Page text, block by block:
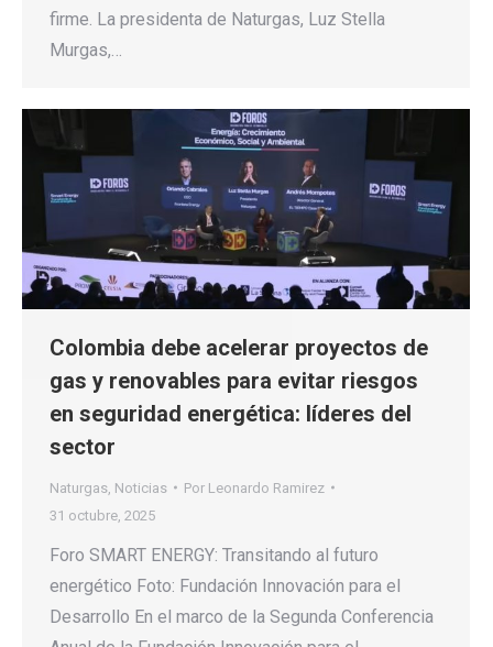
firme. La presidenta de Naturgas, Luz Stella
Murgas,…
Colombia debe acelerar proyectos de
gas y renovables para evitar riesgos
en seguridad energética: líderes del
sector
Naturgas Noticias Por Leonardo Ramirez
31 octubre, 2025
Foro SMART ENERGY: Transitando al futuro
energético Foto: Fundación Innovación para el
Desarrollo En el marco de la Segunda Conferencia